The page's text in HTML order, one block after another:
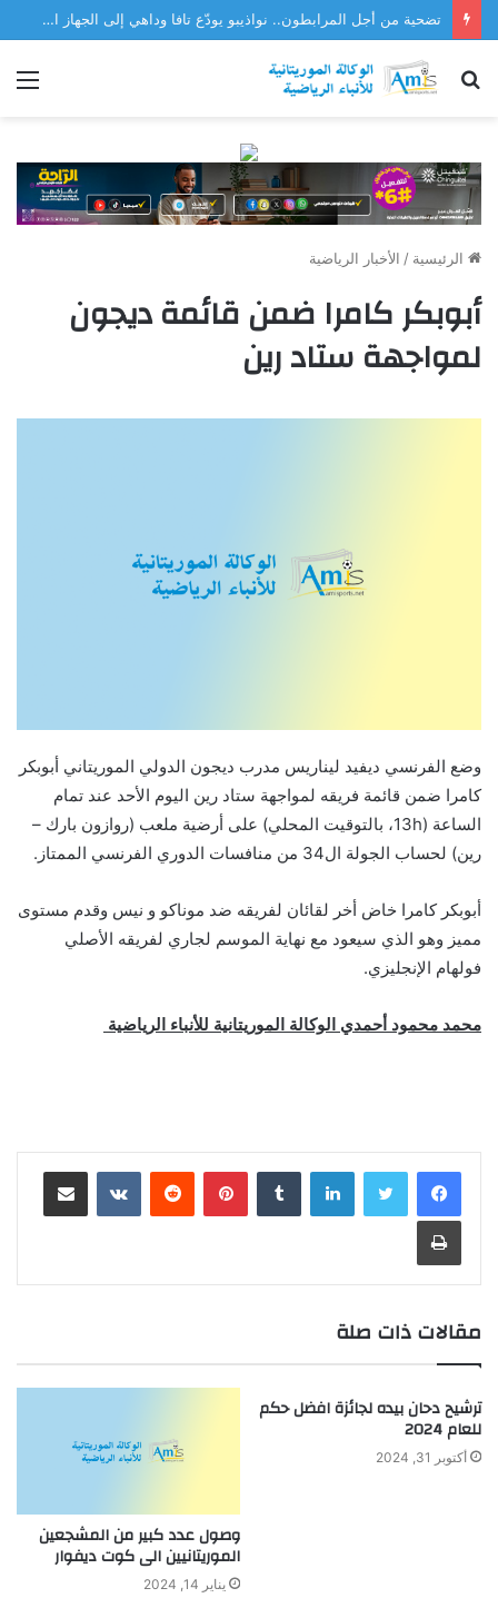
تضحية من أجل المرابطون.. نواذيبو يودّع تافا وداهي إلى الجهاز الفني للمنتخب
بحث
الرئيسية / الأخبار الرياضية
أبوبكر كامرا ضمن قائمة ديجون
لمواجهة ستاد رين
وضع الفرنسي ديفيد ليناريس مدرب ديجون الدولي الموريتاني أبوبكر
كامرا ضمن قائمة فريقه لمواجهة ستاد رين اليوم الأحد عند تمام
الساعة (13h، بالتوقيت المحلي) على أرضية ملعب (روازون بارك –
رين) لحساب الجولة ال34 من منافسات الدوري الفرنسي الممتاز.
أبوبكر كامرا خاض أخر لقائان لفريقه ضد موناكو و نيس وقدم مستوى
مميز وهو الذي سيعود مع نهاية الموسم لجاري لفريقه الأصلي
فولهام الإنجليزي.
محمد محمود أحمدي الوكالة الموريتانية للأنباء الرياضية
لينكدإن بينتيريست مشاركة عبر البريد
طباعة
مقالات ذات صلة
ترشيح دحان بيده لجائزة افضل حكم
للعام 2024
أكتوبر 31, 2024
وصول عدد كبير من المشجعين
الموريتانيين الى كوت ديفوار
يناير 14, 2024